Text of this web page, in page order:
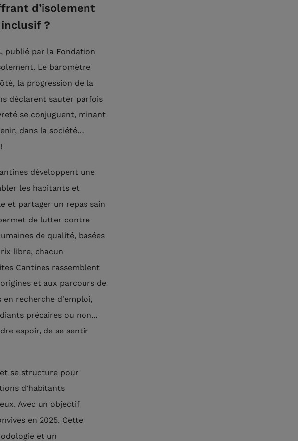
d’isolement
?
publié par la Fondation
Le baromètre
la progression de la
déclarent sauter parfois
se conjuguent, minant
dans la société…
développent une
les habitants et
et partager un repas sain
de lutter contre
de qualité, basées
libre, chacun
Cantines rassemblent
et aux parcours de
recherche d'emploi,
précaires ou non...
espoir, de se sentir
et se structure pour
d’habitants
Avec un objectif
en 2025. Cette
et un